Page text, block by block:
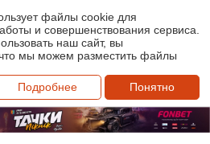
файлы cookie для
и совершенствования сервиса.
наш сайт, вы
мы можем разместить файлы
Подробнее
Понятно